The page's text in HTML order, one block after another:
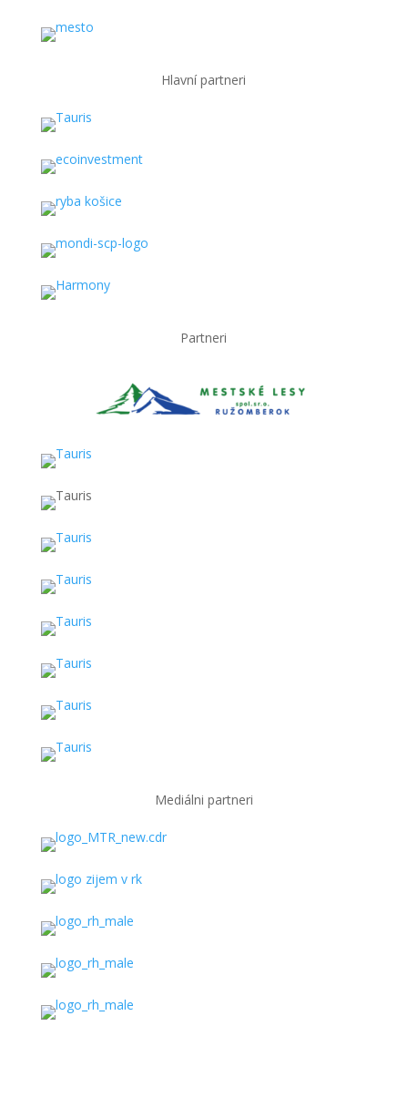
Hlavní partneri
Partneri
Mediálni partneri